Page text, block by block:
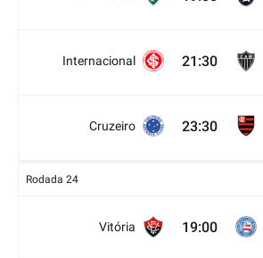
Internacional 21:30
Cruzeiro 23:30
Rodada 24
Vitória 19:00